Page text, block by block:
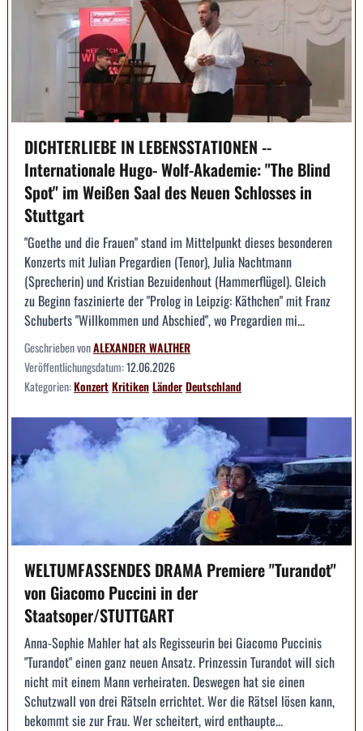
DICHTERLIEBE IN LEBENSSTATIONEN --
Internationale Hugo- Wolf-Akademie: "The Blind
Spot" im Weißen Saal des Neuen Schlosses in
Stuttgart
"Goethe und die Frauen" stand im Mittelpunkt dieses besonderen
Konzerts mit Julian Pregardien (Tenor), Julia Nachtmann
(Sprecherin) und Kristian Bezuidenhout (Hammerflügel). Gleich
zu Beginn faszinierte der "Prolog in Leipzig: Käthchen" mit Franz
Schuberts "Willkommen und Abschied", wo Pregardien mi...
Geschrieben vonALEXANDER WALTHER
Veröffentlichungsdatum:12.06.2026
Kategorien:KonzertKritikenLänderDeutschland
WELTUMFASSENDES DRAMA Premiere "Turandot"
von Giacomo Puccini in der
Staatsoper/STUTTGART
Anna-Sophie Mahler hat als Regisseurin bei Giacomo Puccinis
"Turandot" einen ganz neuen Ansatz. Prinzessin Turandot will sich
nicht mit einem Mann verheiraten. Deswegen hat sie einen
Schutzwall von drei Rätseln errichtet. Wer die Rätsel lösen kann,
bekommt sie zur Frau. Wer scheitert, wird enthaupte...